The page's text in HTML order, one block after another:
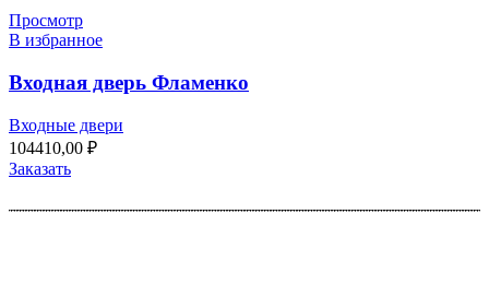
Просмотр
В избранное
Входная дверь Фламенко
Входные двери
104410,00 ₽
Заказать